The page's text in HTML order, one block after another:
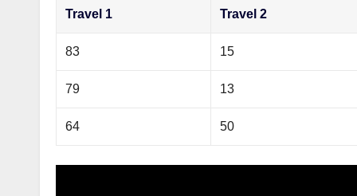
Travel 1 Travel 2
83 15
79 13
64 50